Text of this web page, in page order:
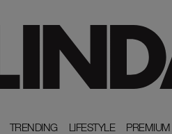
TRENDING
TRENDING LIFESTYLE
LIFESTYLE PREMIUM
PREMIUM